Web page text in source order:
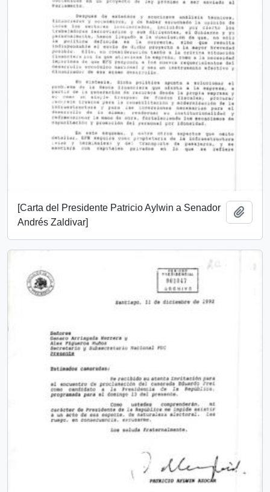
[Carta del Presidente Patricio Aylwin a Senador
Andrés Zaldivar]